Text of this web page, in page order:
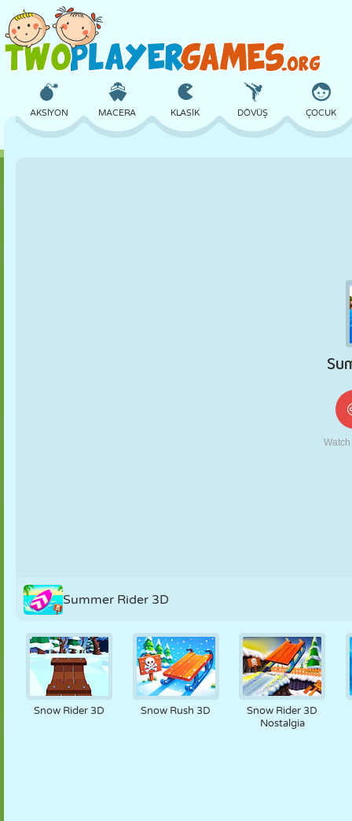
AKSIYON MACERA KLASIK DÖVÜŞ ÇOCUK
ROBOT
Summer Rider 3D
Snow Rider 3D Snow Rush 3D
Snow Rider 3D
Nostalgia